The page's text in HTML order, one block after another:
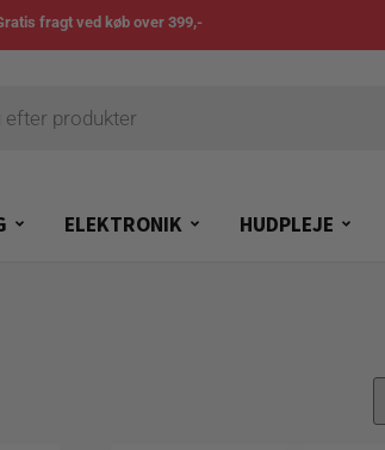
fragt ved køb over 399,-
ELEKTRONIK HUDPLEJE